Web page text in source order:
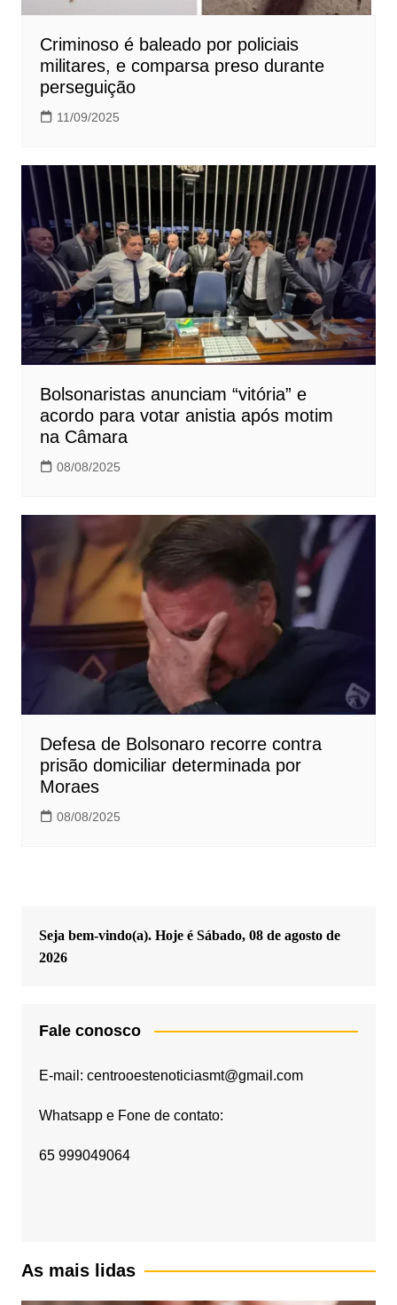
Criminoso é baleado por policiais
militares, e comparsa preso durante
perseguição
11/09/2025
Bolsonaristas anunciam “vitória” e
acordo para votar anistia após motim
na Câmara
08/08/2025
Defesa de Bolsonaro recorre contra
prisão domiciliar determinada por
Moraes
08/08/2025
Seja bem-vindo(a). Hoje é Sábado, 08 de agosto de
2026
Fale conosco
E-mail: centrooestenoticiasmt@gmail.com
Whatsapp e Fone de contato:
65 999049064
As mais lidas